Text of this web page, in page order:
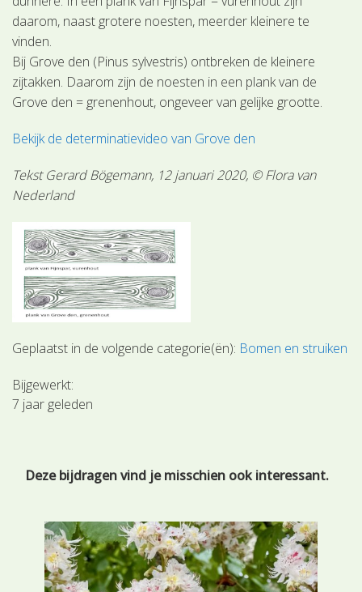
daarom, naast grotere noesten, meerder kleinere te
vinden.
Bij Grove den (Pinus sylvestris) ontbreken de kleinere
zijtakken. Daarom zijn de noesten in een plank van de
Grove den = grenenhout, ongeveer van gelijke grootte.
Bekijk de determinatievideo van Grove den
Tekst Gerard Bögemann, 12 januari 2020, © Flora van
Nederland
Geplaatst in de volgende categorie(ën): Bomen en struiken
Bijgewerkt:
7 jaar geleden
Deze bijdragen vind je misschien ook interessant.